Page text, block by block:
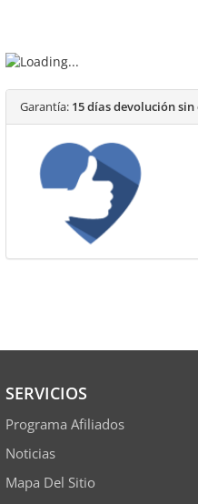
Garantía: 15 días devolución
SERVICIOS
Programa Afiliados
Noticias
Mapa Del Sitio